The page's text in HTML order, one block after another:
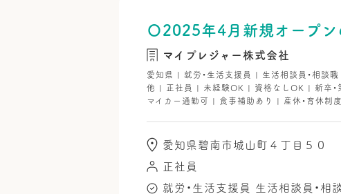
〇2025年4月新規オープン
マイプレジャー株式会社
愛知県 | 就労・生活支援員 | 生活相談員・相
他 | 正社員 | 未経験OK | 資格なしOK | 新卒
マイカー通勤可 | 食事補助あり | 産休・育休制
愛知県碧南市城山町４丁目５０
正社員
就労・生活支援員
生活相談員・相